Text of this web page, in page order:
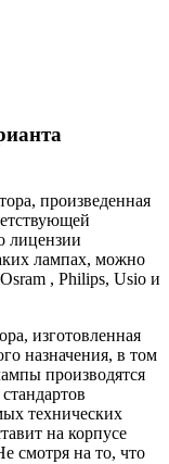
произведенная
лицензии
лампах, можно
, Philips, Usio и
изготовленная
назначения, в том
производятся
технических
на корпусе
смотря на то, что